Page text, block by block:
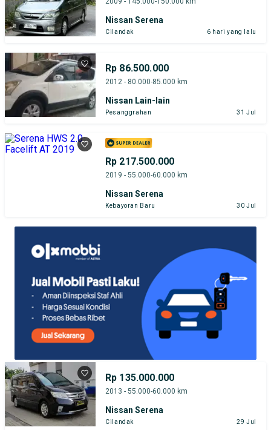
Nissan Serena
Cilandak 6 hari yang lalu
Rp 86.500.000
2012 - 80.000-85.000 km
Nissan Lain-lain
Pesanggrahan 31 Jul
Rp 217.500.000
2019 - 55.000-60.000 km
Nissan Serena
Kebayoran Baru 30 Jul
Rp 135.000.000
2013 - 55.000-60.000 km
Nissan Serena
Cilandak 29 Jul